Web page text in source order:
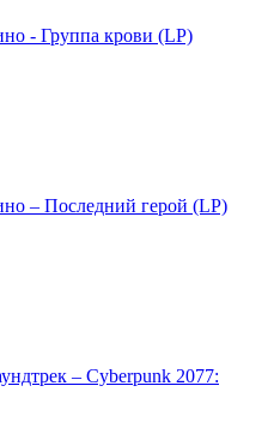
- Группа крови (LP)
– Последний герой (LP)
– Cyberpunk 2077: